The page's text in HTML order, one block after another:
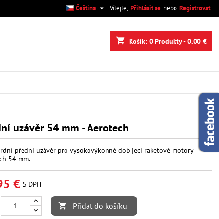
Vítejte, Přihlásit se nebo Registrovat
Čeština 
shopping_cart Košík: 0 Produkty - 0,00 €
uzávěr 54 mm - Aerotech
přední uzávěr pro vysokovýkonné dobíjecí raketové motory
54 mm.
€ S DPH
 Přidat do košíku